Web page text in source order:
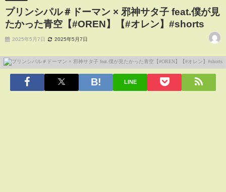
プリンシパル＃ドーマン × 邪神サタ子 feat.僕が見
たかった青空【#OREN】【#オレン】#shorts
2025年5月7日 2025年5月7日
LINE